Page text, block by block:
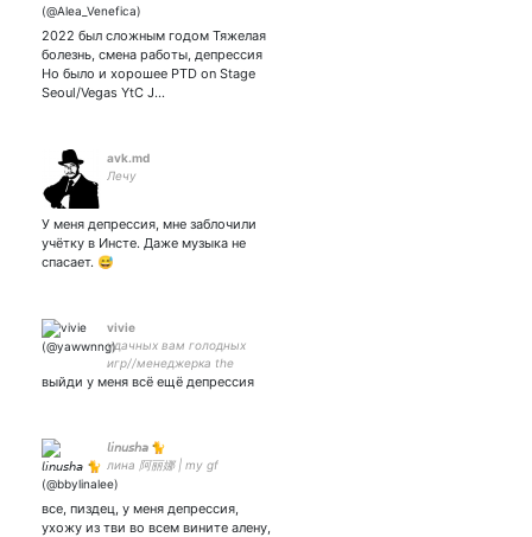
BTS💜ARMY
2022 был сложным годом Тяжелая
болезнь, смена работы, депрессия
Но было и хорошее PTD on Stage
Seoul/Vegas YtC J…
avk.md
Лечу
У меня депрессия, мне заблочили
учётку в Инсте. Даже музыка не
спасает. 😅
vivie
удачных вам голодных
игр//менеджерка the
hottest
выйди у меня всё ещё депрессия
𝘭𝘪𝘯𝘶𝘴𝘩𝘢 🐈
лина 阿丽娜 | my gf
все, пиздец, у меня депрессия,
ухожу из тви во всем вините алену,